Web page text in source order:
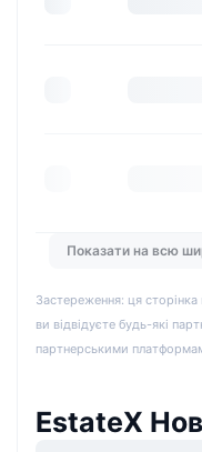
Показати на всю
Застереження: ця
ви відвідуєте будь-які
партнерськими
EstateX